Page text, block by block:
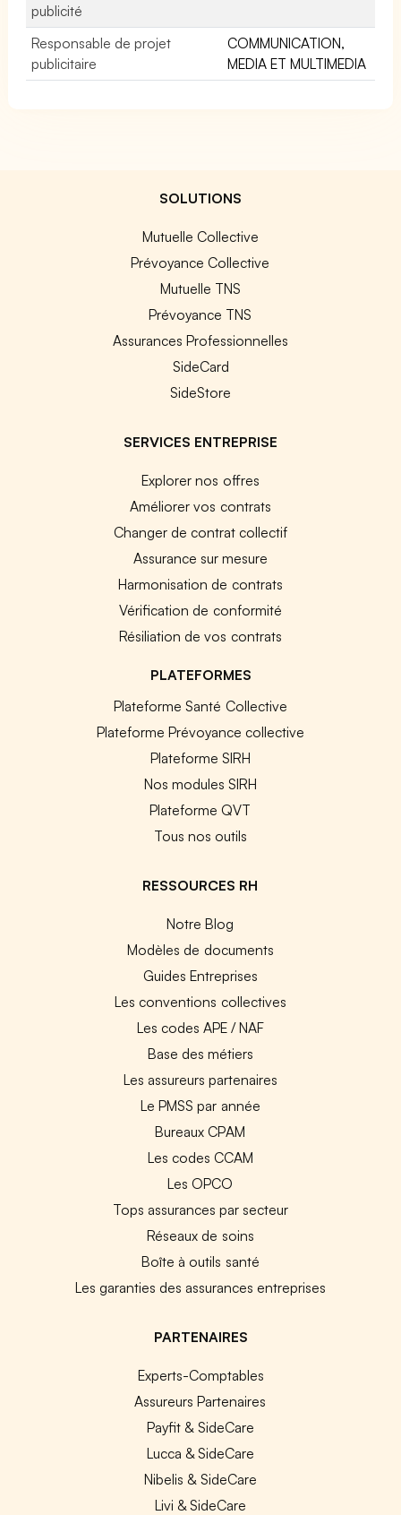
publicité
Responsable de projet
publicitaire
COMMUNICATION,
MEDIA ET MULTIMEDIA
SOLUTIONS
Mutuelle Collective
Prévoyance Collective
Mutuelle TNS
Prévoyance TNS
Assurances Professionnelles
SideCard
SideStore
SERVICES ENTREPRISE
Explorer nos offres
Améliorer vos contrats
Changer de contrat collectif
Assurance sur mesure
Harmonisation de contrats
Vérification de conformité
Résiliation de vos contrats
PLATEFORMES
Plateforme Santé Collective
Plateforme Prévoyance collective
Plateforme SIRH
Nos modules SIRH
Plateforme QVT
Tous nos outils
RESSOURCES RH
Notre Blog
Modèles de documents
Guides Entreprises
Les conventions collectives
Les codes APE / NAF
Base des métiers
Les assureurs partenaires
Le PMSS par année
Bureaux CPAM
Les codes CCAM
Les OPCO
Tops assurances par secteur
Réseaux de soins
Boîte à outils santé
Les garanties des assurances entreprises
PARTENAIRES
Experts-Comptables
Assureurs Partenaires
Payfit & SideCare
Lucca & SideCare
Nibelis & SideCare
Livi & SideCare